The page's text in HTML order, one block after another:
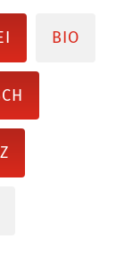
BIO